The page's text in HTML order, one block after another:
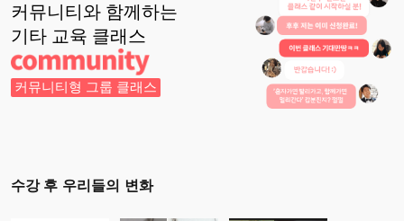
커뮤니티와 함께하는
기타 교육 클래스
커뮤니티형 그룹 클래스
수강 후 우리들의 변화